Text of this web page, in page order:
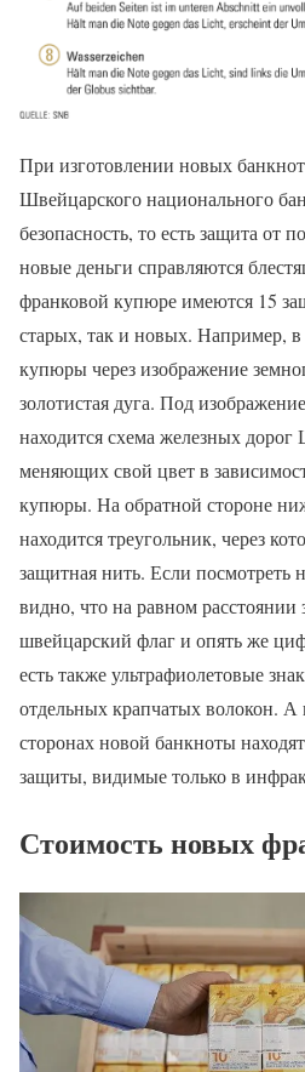
При изготовлении новых
Швейцарского национального
безопасность, то есть защита от
новые деньги справляются
франковой купюре имеются 15
старых, так и новых. Например, в
купюры через изображение
золотистая дуга. Под
находится схема железных
меняющих свой цвет в
купюры. На обратной стороне
находится треугольник, через
защитная нить. Если посмотреть
видно, что на равном расстоянии
швейцарский флаг и опять же
есть также ультрафиолетовые
отдельных крапчатых волокон. А
сторонах новой банкноты
защиты, видимые только в
Стоимость новых